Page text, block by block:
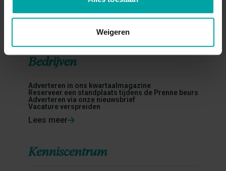
Weigeren
Veiligheidscultuur
Wetgeving
Bedrijven
Adverteren in ons kwartaalmagazine
Reserveer een standplaats tijdens de Prenne beurs
Adverteren via onze nieuwsbrief
Vacature verspreiden
Lees meer
Kenniscentrum